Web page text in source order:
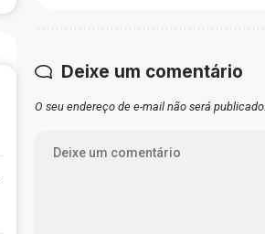
Deixe um comentário
O seu endereço de e-mail não será publicado.